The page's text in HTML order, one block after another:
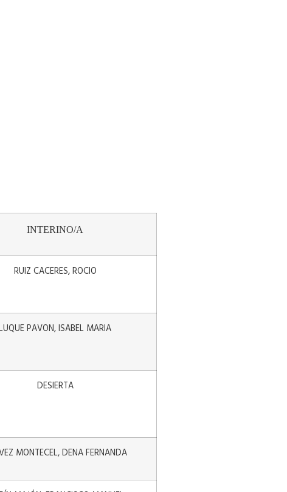
INTERINO/A
RUIZ CACERES, ROCIO
PAVON, ISABEL MARIA
DESIERTA
MONTECEL, DENA FERNANDA